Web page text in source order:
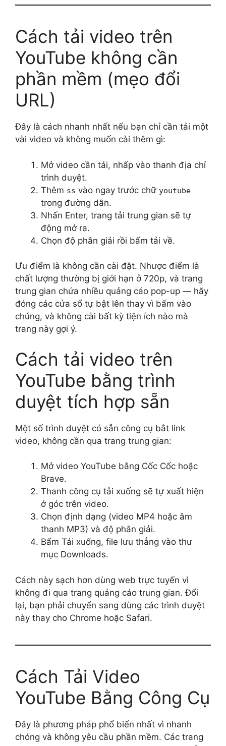
Cách tải video trên
YouTube không cần
phần mềm (mẹo đổi
URL)
Đây là cách nhanh nhất nếu bạn chỉ cần tải một
vài video và không muốn cài thêm gì:
Mở video cần tải, nhấp vào thanh địa chỉ
trình duyệt.
Thêm ss vào ngay trước chữ youtube
trong đường dẫn.
Nhấn Enter, trang tải trung gian sẽ tự
động mở ra.
Chọn độ phân giải rồi bấm tải về.
Ưu điểm là không cần cài đặt. Nhược điểm là
chất lượng thường bị giới hạn ở 720p, và trang
trung gian chứa nhiều quảng cáo pop-up — hãy
đóng các cửa sổ tự bật lên thay vì bấm vào
chúng, và không cài bất kỳ tiện ích nào mà
trang này gợi ý.
Cách tải video trên
YouTube bằng trình
duyệt tích hợp sẵn
Một số trình duyệt có sẵn công cụ bắt link
video, không cần qua trang trung gian:
Mở video YouTube bằng Cốc Cốc hoặc
Brave.
Thanh công cụ tải xuống sẽ tự xuất hiện
ở góc trên video.
Chọn định dạng (video MP4 hoặc âm
thanh MP3) và độ phân giải.
Bấm Tải xuống, file lưu thẳng vào thư
mục Downloads.
Cách này sạch hơn dùng web trực tuyến vì
không đi qua trang quảng cáo trung gian. Đổi
lại, bạn phải chuyển sang dùng các trình duyệt
này thay cho Chrome hoặc Safari.
Cách Tải Video
YouTube Bằng Công Cụ
Đây là phương pháp phổ biến nhất vì nhanh
chóng và không yêu cầu phần mềm. Các trang